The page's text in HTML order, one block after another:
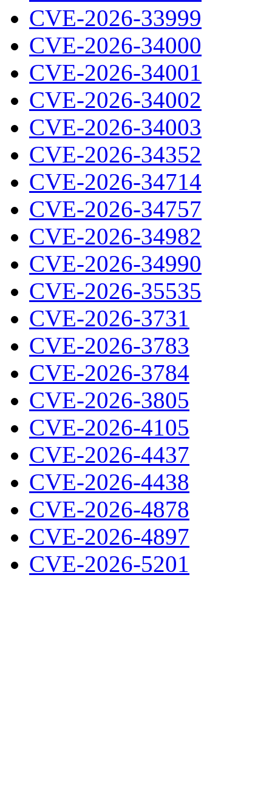
CVE-2026-33999
CVE-2026-34000
CVE-2026-34001
CVE-2026-34002
CVE-2026-34003
CVE-2026-34352
CVE-2026-34714
CVE-2026-34757
CVE-2026-34982
CVE-2026-34990
CVE-2026-35535
CVE-2026-3731
CVE-2026-3783
CVE-2026-3784
CVE-2026-3805
CVE-2026-4105
CVE-2026-4437
CVE-2026-4438
CVE-2026-4878
CVE-2026-4897
CVE-2026-5201